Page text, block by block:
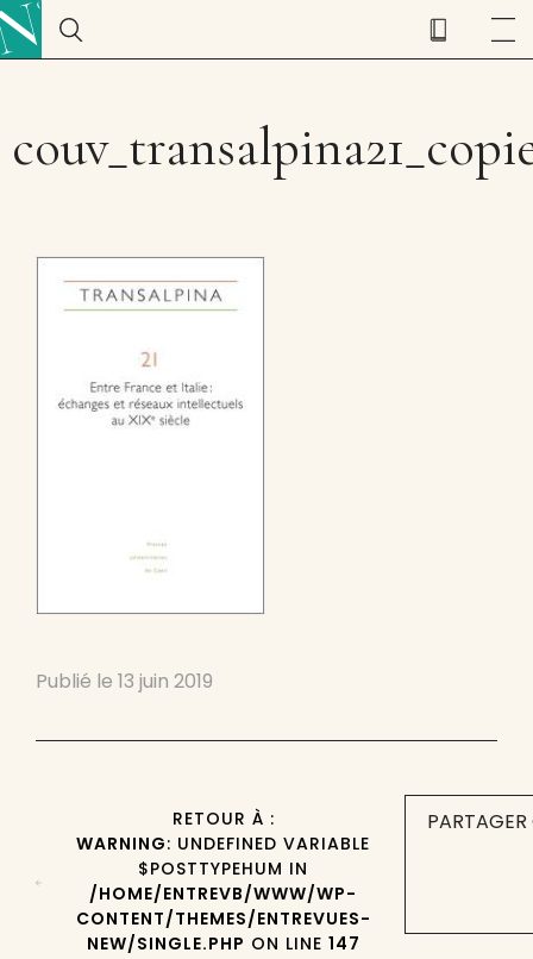
Publié le 13 juin 2019
RETOUR À :
WARNING: UNDEFINED VARIABLE
$POSTTYPEHUM IN
/HOME/ENTREVB/WWW/WP-
CONTENT/THEMES/ENTREVUES-
NEW/SINGLE.PHP ON LINE 147